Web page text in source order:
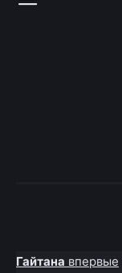
Гайтана впервые